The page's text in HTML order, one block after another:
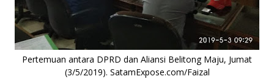
Pertemuan antara DPRD dan Aliansi Belitong Maju, Jumat
(3/5/2019). SatamExpose.com/Faizal